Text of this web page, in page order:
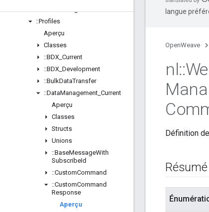
::Profiles
Aperçu
Classes
::BDX Current
::BDX Development
::BulkDataTransfer
::DataManagement Current
Aperçu
Classes
Structs
Unions
::BaseMessageWith
SubscribeId
::CustomCommand
::CustomCommand
Response
Aperçu
langue
OpenWeave
nl::
Définition
Résumé